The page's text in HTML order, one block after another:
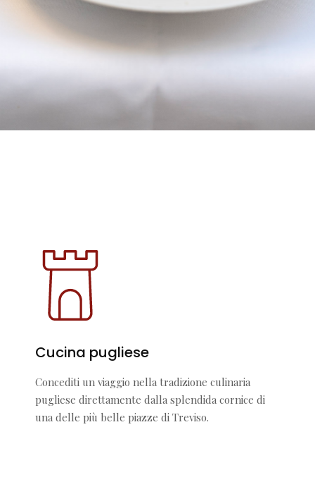
Cucina pugliese
Concediti un viaggio nella tradizione culinaria
pugliese direttamente dalla splendida cornice di
una delle più belle piazze di Treviso.